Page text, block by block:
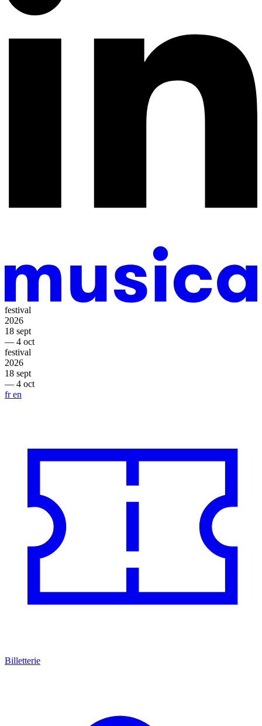
festival
2026
18 sept
— 4 oct
festival
2026
18 sept
— 4 oct
fren
Billetterie